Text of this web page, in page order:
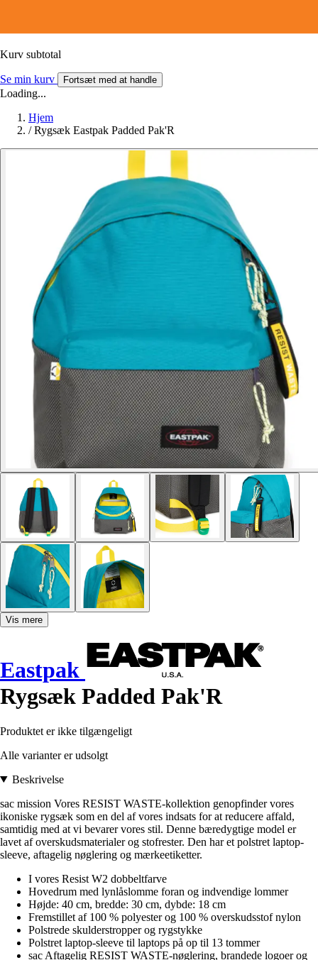
Kurv subtotal
Se min kurv Fortsæt med at handle
Loading...
Hjem
/ Rygsæk Eastpak Padded Pak'R
Vis mere
Eastpak
Rygsæk Padded Pak'R
Produktet er ikke tilgængeligt
Alle varianter er udsolgt
Beskrivelse
sac mission Vores RESIST WASTE-kollektion genopfinder vores
ikoniske rygsæk som en del af vores indsats for at reducere affald,
samtidig med at vi bevarer vores stil. Denne bæredygtige model er
lavet af overskudsmaterialer og stofrester. Den har et polstret laptop-
sleeve, aftagelig nøglering og mærkeetiketter.
I vores Resist W2 dobbeltfarve
Hovedrum med lynlåslomme foran og indvendige lommer
Højde: 40 cm, bredde: 30 cm, dybde: 18 cm
Fremstillet af 100 % polyester og 100 % overskudsstof nylon
Polstrede skulderstropper og rygstykke
Polstret laptop-sleeve til laptops på op til 13 tommer
sac Aftagelig RESIST WASTE-nøglering, brandede logoer og